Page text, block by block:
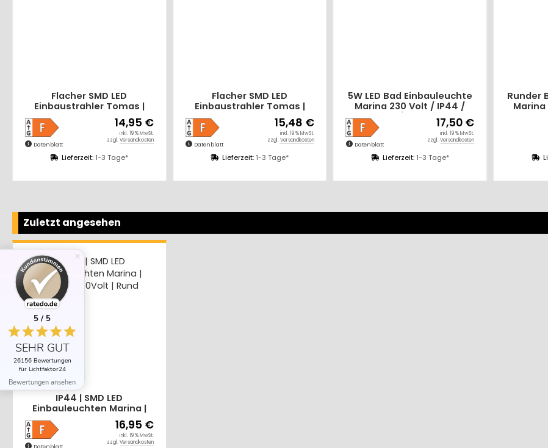
€
inkl. 19 % MwSt.
Versandkosten
Flacher SMD LED
Einbaustrahler Tomas |
230V | 5W | STEP DIMMBAR |
ET=30mm
Lieferzeit:
15,48 €
inkl. 19 % MwSt.
zzgl.
Versandkosten
5W LED Bad Einbauleuchte
Marina 230 Volt / IP44 /
Clipring / 400 Lumen
Lieferzeit:
17,50 €
inkl. 19 % MwSt.
zzgl.
Versandkosten
Runder Bad Einbaustrahler
Marina / 230Volt / IP44 /
Ohne LED Leuchtmittel
Lieferzeit:
zzgl.
Zuletzt angesehen
IP44 | SMD LED
Einbauleuchten Marina |
5Watt | 230Volt | Rund
16,95 €
inkl. 19 % MwSt.
zzgl. Versandkosten
5 / 5
SEHR GUT
26156 Bewertungen
für Lichtfaktor24
Bewertungen ansehen